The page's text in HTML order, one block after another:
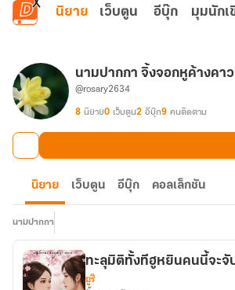
ข้ามไปยังเนื้อหาหลัก
นิยาย เว็บตูน อีบุ๊ก มุมนักเ
นามปากกา จิ้งจอกหูค้างคาว
@rosary2634
8 นิยาย0 เว็บตูน2 อีบุ๊ก9 คนติดตาม
นิยาย เว็บตูน อีบุ๊ก คอลเล็กชัน
นามปากกา
ทะลุมิติทั้งทีฮูหยินคนนี้จะจั
ยูริ